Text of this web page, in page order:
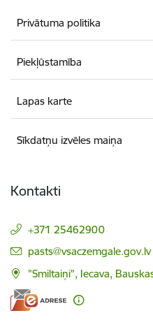
Privātuma politika
Piekļūstamība
Lapas karte
Sīkdatņu izvēles maiņa
Kontakti
+371 25462900
E-pasts:
pasts@vsaczemgale.gov.lv
"Smiltaiņi", Iecava,